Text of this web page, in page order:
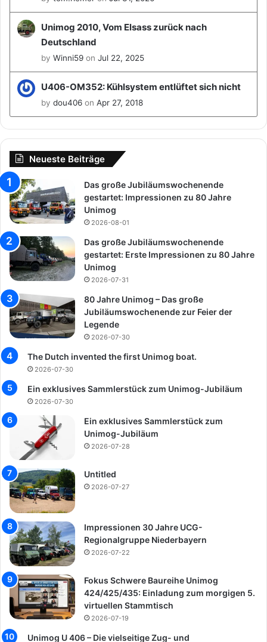
Unimog 2010, Vom Elsass zurück nach
Deutschland
by Winni59 on Jul 22, 2025
U406-OM352: Kühlsystem entlüftet sich nicht
by dou406 on Apr 27, 2018
Neueste Beiträge
Das große Jubiläumswochenende
gestartet: Impressionen zu 80 Jahre
Unimog
2026-08-01
Das große Jubiläumswochenende
gestartet: Erste Impressionen zu 80 Jahre
Unimog
2026-07-31
80 Jahre Unimog – Das große
Jubiläumswochenende zur Feier der
Legende
2026-07-30
The Dutch invented the first Unimog boat.
2026-07-30
Ein exklusives Sammlerstück zum Unimog-Jubiläum
2026-07-30
Ein exklusives Sammlerstück zum
Unimog-Jubiläum
2026-07-28
Untitled
2026-07-27
Impressionen 30 Jahre UCG-
Regionalgruppe Niederbayern
2026-07-22
Fokus Schwere Baureihe Unimog
424/425/435: Einladung zum morgigen 5.
virtuellen Stammtisch
2026-07-19
Unimog U 406 – Die vielseitige Zug- und